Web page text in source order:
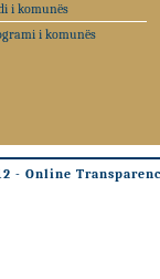
i komunës
i komunës
- Online